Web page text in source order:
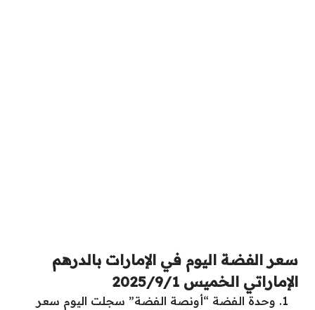
سعر الفضة اليوم في الإمارات بالدرهم
الإماراتي الخميس 2025/9/1
وحدة الفضة “أونصة الفضة” سجلت اليوم سعر